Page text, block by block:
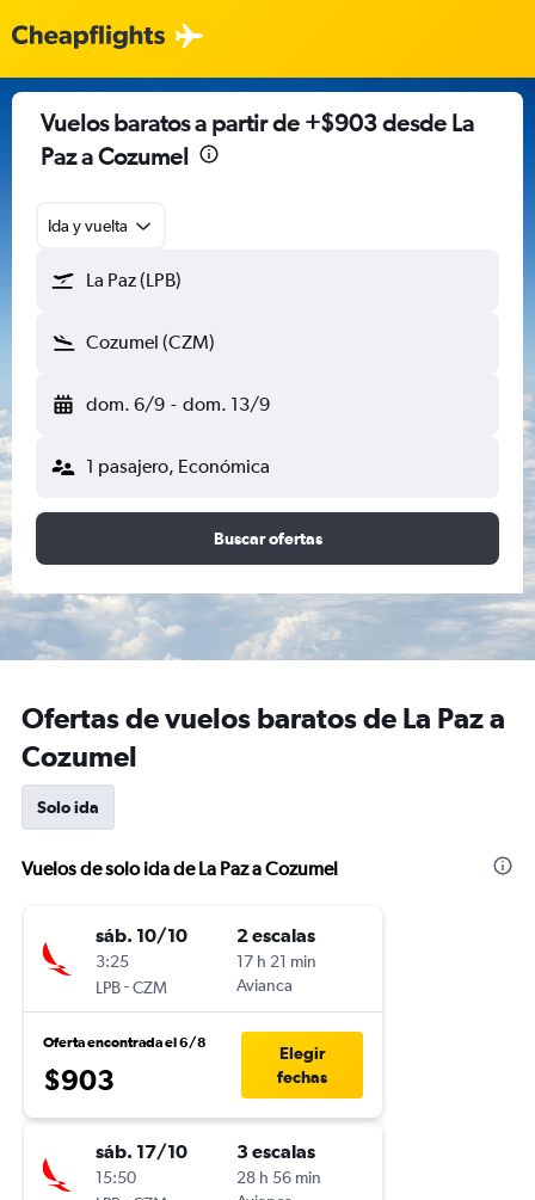
Vuelos baratos a partir de +$903 desde La
Paz a Cozumel
Ida y vuelta
La Paz (LPB)
Cozumel (CZM)
dom. 6/9 - dom. 13/9
1 pasajero, Económica
Buscar ofertas
Ofertas de vuelos baratos de La Paz a
Cozumel
Solo ida
Vuelos de solo ida de La Paz a Cozumel
sáb. 10/10
3:25
LPB-CZM
2 escalas
17 h 21 min
Avianca
Oferta encontrada el 6/8
$903
Elegir
fechas
sáb. 17/10
15:50
3 escalas
28 h 56 min